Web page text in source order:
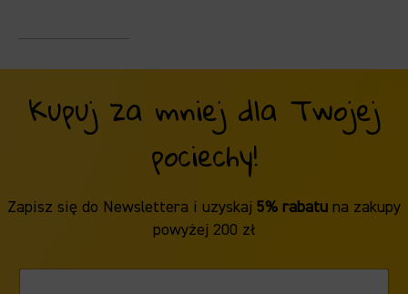
Kupuj za mniej dla Twojej
pociechy!
Zapisz się do Newslettera i uzyskaj 5% rabatu na zakupy
powyżej 200 zł